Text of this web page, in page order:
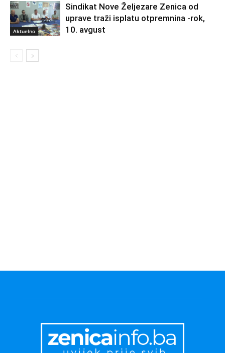
Aktuelno
Sindikat Nove Željezare Zenica od
uprave traži isplatu otpremnina -rok,
10. avgust